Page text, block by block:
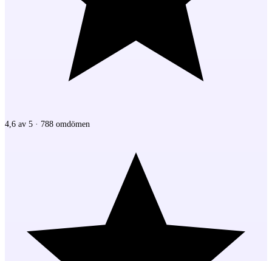
4,6 av 5 · 788 omdömen